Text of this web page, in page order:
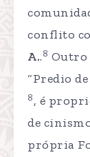
conflito
A..8 Outro
“Predio
8, é
de
própria